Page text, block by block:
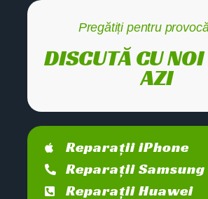
Pregătiți pentru
DISCUTĂ CU
AZI
Reparații iPhone
Reparații Samsung
Reparații Huawei